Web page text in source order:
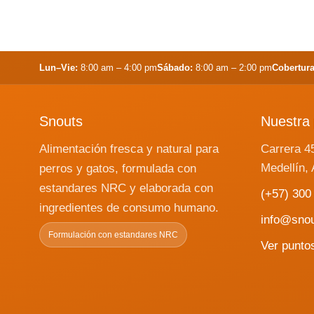
Lun–Vie: 8:00 am – 4:00 pmSábado: 8:00 am – 2:00 pm
Snouts
Alimentación fresca y natural para
perros y gatos, formulada con
estandares NRC y elaborada con
ingredientes de consumo humano.
Formulación con estandares NRC
Nuestra
Carrera
Medellín,
(+57)
Ver